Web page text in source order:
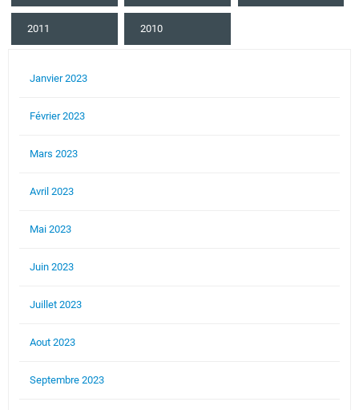
2011 2010
Janvier 2023
Février 2023
Mars 2023
Avril 2023
Mai 2023
Juin 2023
Juillet 2023
Aout 2023
Septembre 2023